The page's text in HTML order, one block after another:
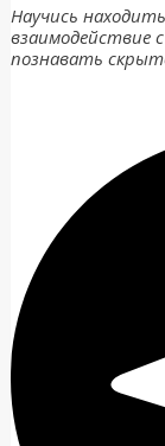
Научись
взаимодействие
познавать